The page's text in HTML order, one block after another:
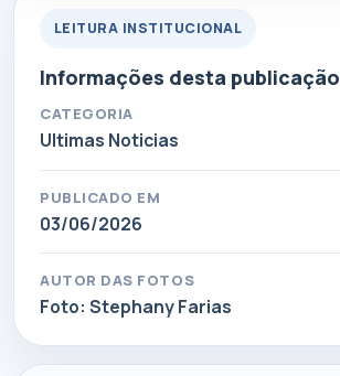
LEITURA INSTITUCIONAL
Informações desta publicação
CATEGORIA
Ultimas Noticias
PUBLICADO EM
03/06/2026
AUTOR DAS FOTOS
Foto: Stephany Farias